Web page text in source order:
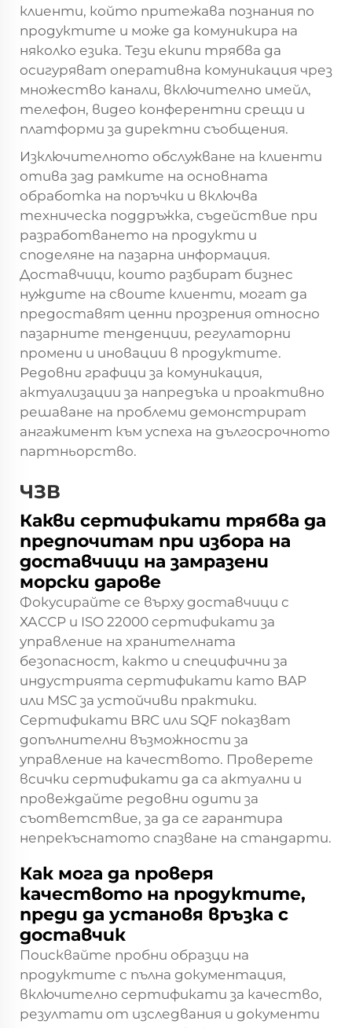
клиенти, който притежава познания по
продуктите и може да комуникира на
няколко езика. Тези екипи трябва да
осигуряват оперативна комуникация чрез
множество канали, включително имейл,
телефон, видео конферентни срещи и
платформи за директни съобщения.
Изключителното обслужване на клиенти
отива зад рамките на основната
обработка на поръчки и включва
техническа поддръжка, съдействие при
разработването на продукти и
споделяне на пазарна информация.
Доставчици, които разбират бизнес
нуждите на своите клиенти, могат да
предоставят ценни прозрения относно
пазарните тенденции, регулаторни
промени и иновации в продуктите.
Редовни графици за комуникация,
актуализации за напредъка и проактивно
решаване на проблеми демонстрират
ангажимент към успеха на дългосрочното
партньорство.
ЧЗВ
Какви сертификати трябва да
предпочитам при избора на
доставчици на замразени
морски дарове
Фокусирайте се върху доставчици с
ХАССР и ISO 22000 сертификати за
управление на хранителната
безопасност, както и специфични за
индустрията сертификати като BAP
или MSC за устойчиви практики.
Сертификати BRC или SQF показват
допълнителни възможности за
управление на качеството. Проверете
всички сертификати да са актуални и
провеждайте редовни одити за
съответствие, за да се гарантира
непрекъснатото спазване на стандарти.
Как мога да проверя
качеството на продуктите,
преди да установя връзка с
доставчик
Поисквайте пробни образци на
продуктите с пълна документация,
включително сертификати за качество,
резултати от изследвания и документи